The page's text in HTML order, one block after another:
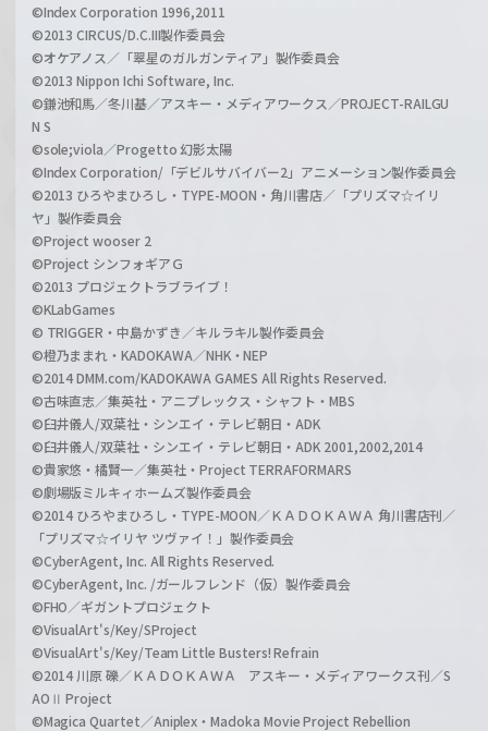
©Index Corporation 1996,2011
©2013 CIRCUS/D.C.III製作委員会
©オケアノス／「翠星のガルガンティア」製作委員会
©2013 Nippon Ichi Software, Inc.
©鎌池和馬／冬川基／アスキー・メディアワークス／PROJECT-RAILGU
N S
©sole;viola／Progetto 幻影太陽
©Index Corporation/「デビルサバイバー2」アニメーション製作委員会
©2013 ひろやまひろし・TYPE-MOON・角川書店／「プリズマ☆イリ
ヤ」製作委員会
©Project wooser 2
©Project シンフォギアＧ
©2013 プロジェクトラブライブ！
©KLabGames
© TRIGGER・中島かずき／キルラキル製作委員会
©橙乃ままれ・KADOKAWA／NHK・NEP
©2014 DMM.com/KADOKAWA GAMES All Rights Reserved.
©古味直志／集英社・アニプレックス・シャフト・MBS
©臼井儀人/双葉社・シンエイ・テレビ朝日・ADK
©臼井儀人/双葉社・シンエイ・テレビ朝日・ADK 2001,2002,2014
©貴家悠・橘賢一／集英社・Project TERRAFORMARS
©劇場版ミルキィホームズ製作委員会
©2014 ひろやまひろし・TYPE-MOON／ＫＡＤＯＫＡＷＡ 角川書店刊／
「プリズマ☆イリヤ ツヴァイ！」製作委員会
©CyberAgent, Inc. All Rights Reserved.
©CyberAgent, Inc. /ガールフレンド（仮）製作委員会
©FHO／ギガントプロジェクト
©VisualArt's/Key/SProject
©VisualArt's/Key/Team Little Busters! Refrain
©2014 川原 礫／ＫＡＤＯＫＡＷＡ アスキー・メディアワークス刊／S
AOⅡ Project
©Magica Quartet／Aniplex・Madoka Movie Project Rebellion